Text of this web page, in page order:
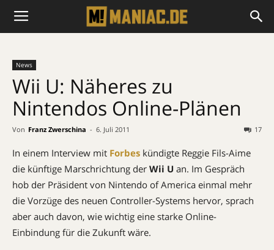
News
Wii U: Näheres zu
Nintendos Online-Plänen
Von Franz Zwerschina - 6. Juli 2011 17
In einem Interview mit Forbes kündigte Reggie Fils-Aime
die künftige Marschrichtung der Wii U an. Im Gespräch
hob der Präsident von Nintendo of America einmal mehr
die Vorzüge des neuen Controller-Systems hervor, sprach
aber auch davon, wie wichtig eine starke Online-
Einbindung für die Zukunft wäre.